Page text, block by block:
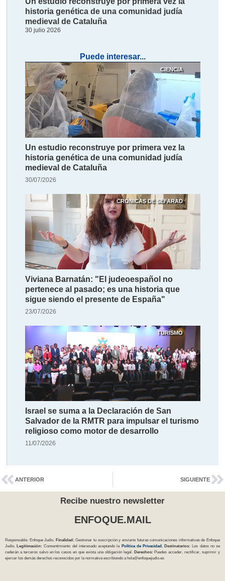
historia genética de una comunidad judía
medieval de Cataluña
30 julio 2026
Puede interesar...
CIENCIA
Un estudio reconstruye por primera vez la
historia genética de una comunidad judía
medieval de Cataluña
30/07/2026
CRÓNICAS DE SEFARAD
Viviana Barnatán: "El judeoespañol no
pertenece al pasado; es una historia que
sigue siendo el presente de España"
23/07/2026
TURISMO
Israel se suma a la Declaración de San
Salvador de la RMTR para impulsar el turismo
religioso como motor de desarrollo
11/07/2026
ANTERIOR SIGUIENTE
Recibe nuestro newsletter
ENFOQUE.MAIL
Responsable: Enfoque Judío. Finalidad: Gestionar tu suscripción y enviarte futuras comunicaciones informativas de Enfoque
Judío.Legitimación: Consentimiento del interesado aceptando la Política de Privacidad. Destinatarios: Los datos no se
cederán a terceros salvo en los casos en que exista una obligación legal. Derechos:Puedes acceder, rectificar, suprimir y
ejercer los demás derechos reconocidos por la normativa escribiendo a hola@enfoquejudio.es